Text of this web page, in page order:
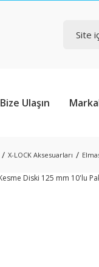
Bize Ulaşın
X-LOCK Aksesuarları